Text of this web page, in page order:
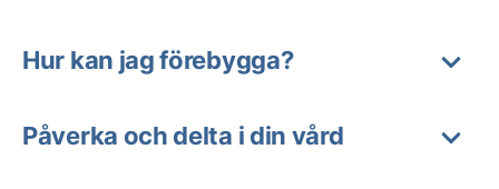
Hur kan jag förebygga?
Påverka och delta i din vård